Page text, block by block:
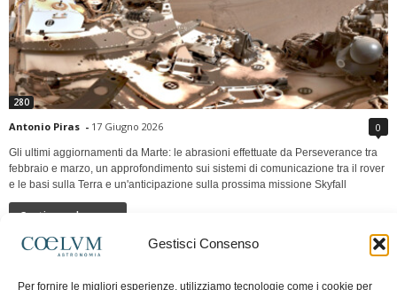
Gestisci Consenso
Per fornire le migliori esperienze, utilizziamo tecnologie come i cookie per
280
Antonio Piras - 17 Giugno 2026 0
Gli ultimi aggiornamenti da Marte: le abrasioni effettuate da Perseverance tra
febbraio e marzo, un approfondimento sui sistemi di comunicazione tra il rover
e le basi sulla Terra e un'anticipazione sulla prossima missione Skyfall
Continua a leggere